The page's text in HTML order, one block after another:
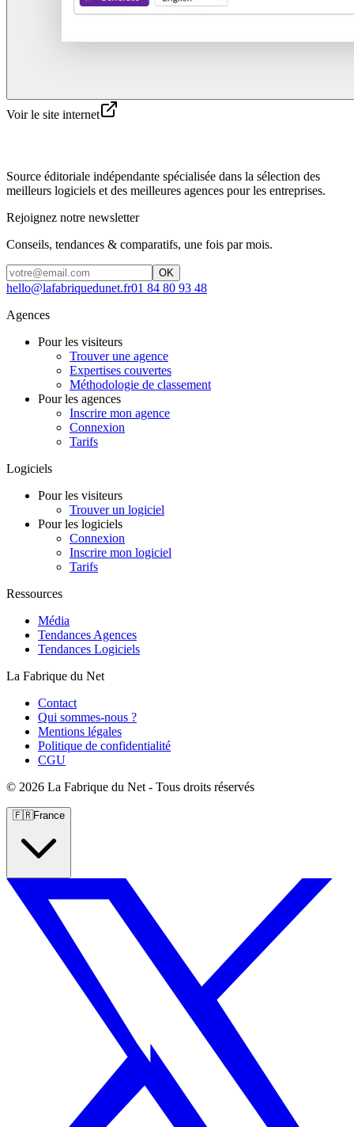
Voir le site internet
Source éditoriale indépendante spécialisée dans la sélection des
meilleurs logiciels et des meilleures agences pour les entreprises.
Rejoignez notre newsletter
Conseils, tendances & comparatifs, une fois par mois.
OK
hello@lafabriquedunet.fr01 84 80 93 48
Agences
Pour les visiteurs
Trouver une agence
Expertises couvertes
Méthodologie de classement
Pour les agences
Inscrire mon agence
Connexion
Tarifs
Logiciels
Pour les visiteurs
Trouver un logiciel
Pour les logiciels
Connexion
Inscrire mon logiciel
Tarifs
Ressources
Média
Tendances Agences
Tendances Logiciels
La Fabrique du Net
Contact
Qui sommes-nous ?
Mentions légales
Politique de confidentialité
CGU
© 2026 La Fabrique du Net - Tous droits réservés
🇫🇷France